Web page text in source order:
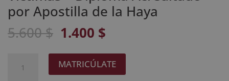
por Apostilla de la Haya
5.600$ El
original
era:
1.400 $
actual
es:
Internacional
MATRICÚLATE